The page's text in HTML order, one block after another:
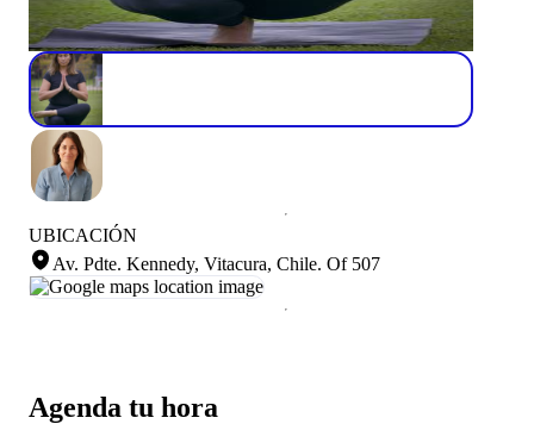
Agenda tu hora
UBICACIÓN
Av. Pdte. Kennedy, Vitacura, Chile. Of 507